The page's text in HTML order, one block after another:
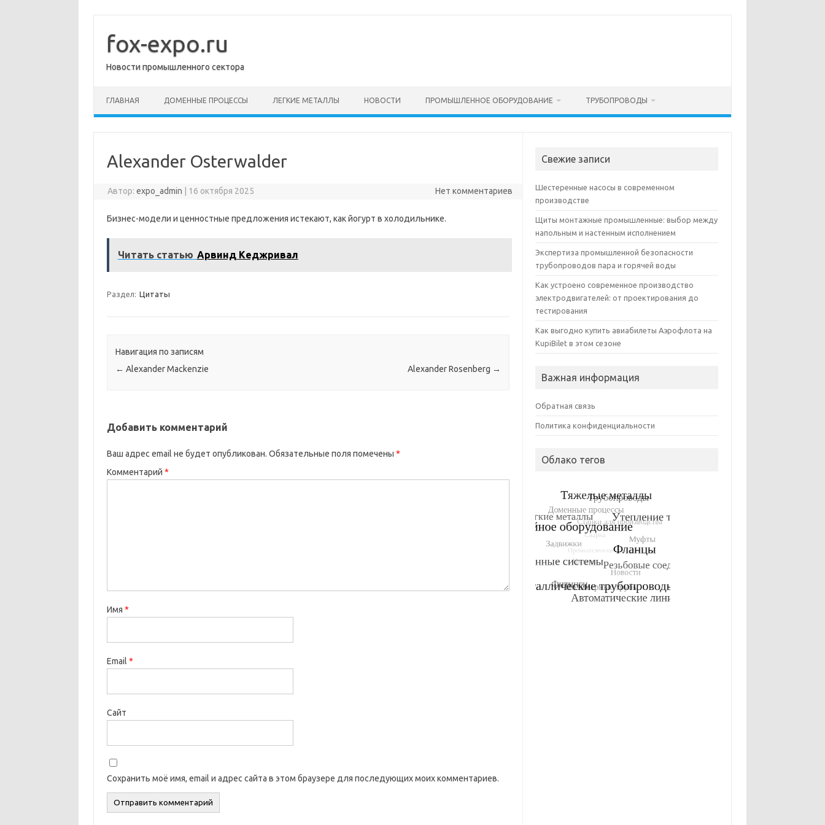
содержимому
fox-expo.ru
Новости промышленного сектора
ГЛАВНАЯ ДОМЕННЫЕ ПРОЦЕССЫ ЛЕГКИЕ МЕТАЛЛЫ НОВОСТИ ПРОМЫШЛЕННОЕ ОБОРУДОВАНИЕ ТРУБОПРОВОДЫ
Alexander Osterwalder
Автор:expo_admin 16 октября 2025 Нет комментариев
Бизнес-модели и ценностные предложения истекают, как йогурт в холодильнике.
Читать статью Арвинд Кеджривал
Раздел: Цитаты
Навигация по записям
← Alexander Mackenzie Alexander Rosenberg →
Добавить комментарий
Ваш адрес email не будет опубликован. Обязательные поля помечены *
Комментарий *
Имя *
Email *
Сайт
Сохранить моё имя, email и адрес сайта в этом браузере для последующих моих комментариев.
Свежие записи
Шестеренные насосы в современном
производстве
Щиты монтажные промышленные: выбор между
напольным и настенным исполнением
Экспертиза промышленной безопасности
трубопроводов пара и горячей воды
Как устроено современное производство
электродвигателей: от проектирования до
тестирования
Как выгодно купить авиабилеты Аэрофлота на
KupiBilet в этом сезоне
Важная информация
Обратная связь
Политика конфиденциальности
Облако тегов